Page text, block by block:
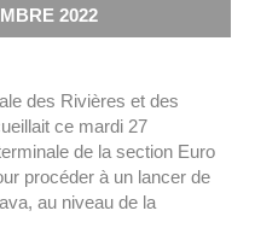
2022
des Rivières et des
ce mardi 27
de la section Euro
procéder à un lancer de
au niveau de la